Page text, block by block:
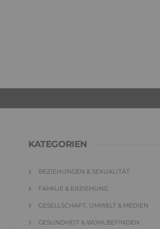
KATEGORIEN
BEZIEHUNGEN & SEXUALITÄT
FAMILIE & ERZIEHUNG
GESELLSCHAFT, UMWELT & MEDIEN
GESUNDHEIT & WOHLBEFINDEN